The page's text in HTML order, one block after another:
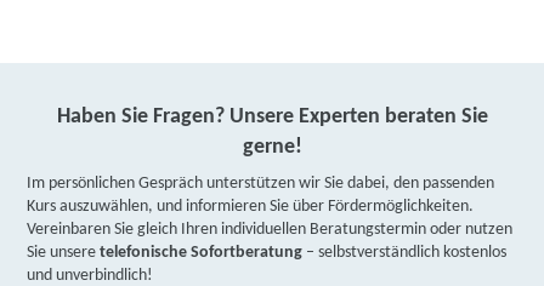
Haben Sie Fragen? Unsere Experten beraten Sie
gerne!
Im persönlichen Gespräch unterstützen wir Sie dabei, den passenden
Kurs auszuwählen, und informieren Sie über Fördermöglichkeiten.
Vereinbaren Sie gleich Ihren individuellen Beratungstermin oder nutzen
Sie unseretelefonische Sofortberatung – selbstverständlich kostenlos
und unverbindlich!